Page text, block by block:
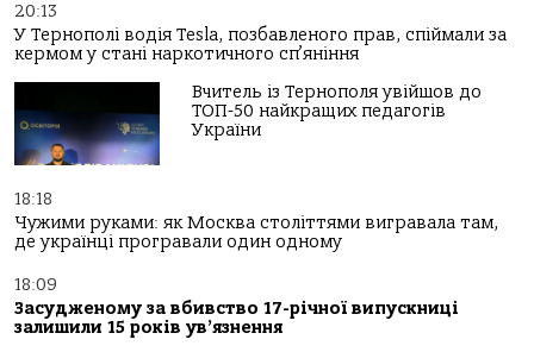
20:13
У Тернополі водія Tesla, позбавленого прав, спіймали за
кермом у стані наркотичного сп’яніння
Вчитель із Тернополя увійшов до
ТОП-50 найкращих педагогів
України
18:18
Чужими руками: як Москва століттями вигравала там,
де українці програвали один одному
18:09
Засудженому за вбивство 17-річної випускниці
залишили 15 років ув’язнення